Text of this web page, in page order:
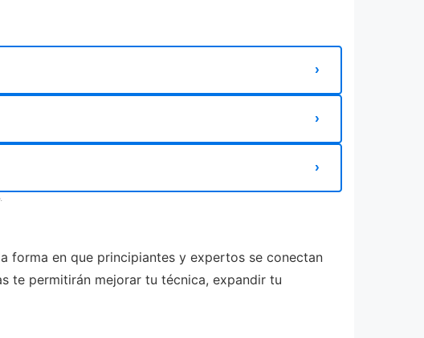
forma en que principiantes y expertos se conectan
te permitirán mejorar tu técnica, expandir tu